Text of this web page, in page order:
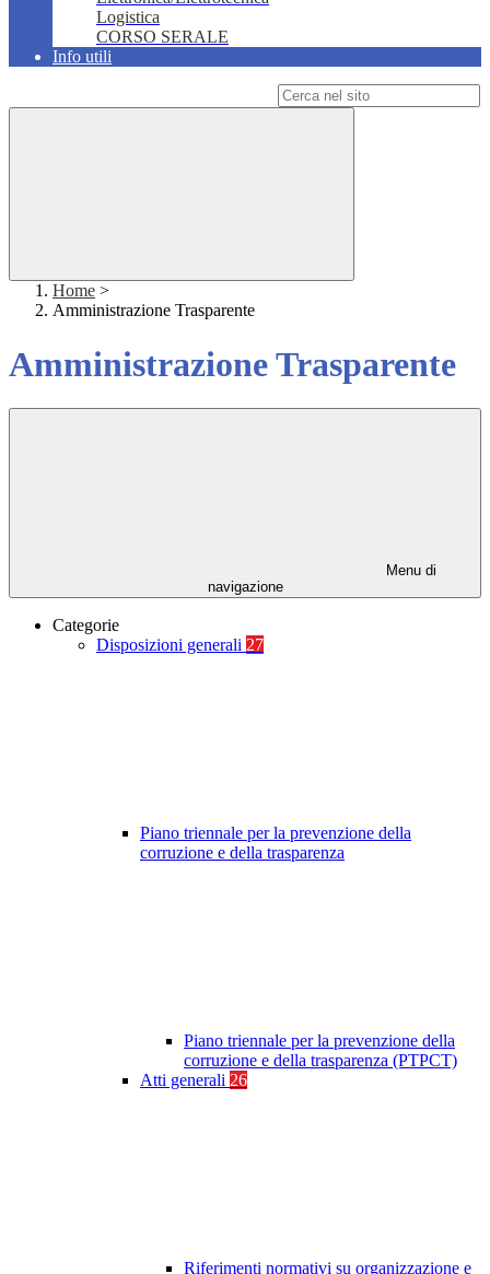
Logistica
CORSO SERALE
Info utili
Home >
Amministrazione Trasparente
Amministrazione Trasparente
Menu di
navigazione
Categorie
Disposizioni generali 27
Piano triennale per la prevenzione della
corruzione e della trasparenza
Piano triennale per la prevenzione della
corruzione e della trasparenza (PTPCT)
Atti generali 26
Riferimenti normativi su organizzazione e